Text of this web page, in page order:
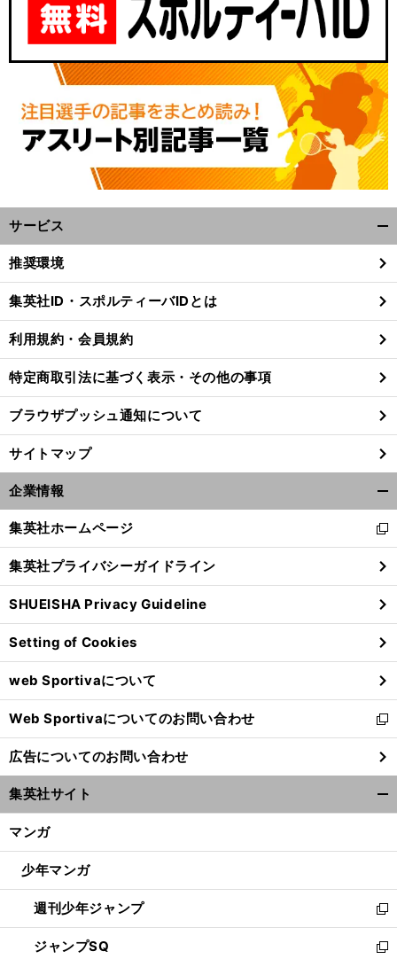
サービス
閉
る
推奨環境
集英社ID・スポルティーバIDとは
利用規約・会員規約
特定商取引法に基づく表示・その他の事項
ブラウザプッシュ通知について
サイトマップ
企業情報
閉
る
集英社ホームページ
新
し
い
ウ
ィ
ン
ド
ウ
で
開
く
集英社プライバシーガイドライン
SHUEISHA Privacy Guideline
Setting of Cookies
web Sportivaについて
Web Sportivaについてのお問い合わせ
新
し
い
ウ
ィ
ン
ウ
開
く
広告についてのお問い合わせ
集英社サイト
マンガ
少年マンガ
週刊少年ジャンプ
新
し
い
ジャンプSQ
新